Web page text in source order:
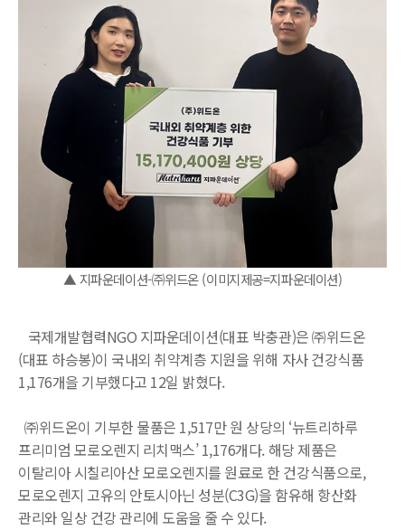
▲ 지파운데이션-㈜위드온 (이미지제공=지파운데이션)
국제개발협력NGO 지파운데이션(대표 박충관)은 ㈜위드온
(대표 하승봉)이 국내외 취약계층 지원을 위해 자사 건강식품
1,176개을 기부했다고 12일 밝혔다.
㈜위드온이 기부한 물품은 1,517만 원 상당의 ‘뉴트리하루
프리미엄 모로오렌지 리치맥스’ 1,176개다. 해당 제품은
이탈리아 시칠리아산 모로오렌지를 원료로 한 건강식품으로,
모로오렌지 고유의 안토시아닌 성분(C3G)을 함유해 항산화
관리와 일상 건강 관리에 도움을 줄 수 있다.